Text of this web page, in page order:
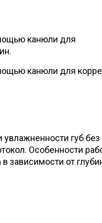
канюли для
канюли для
увлажненности губ без
Особенности
зависимости от